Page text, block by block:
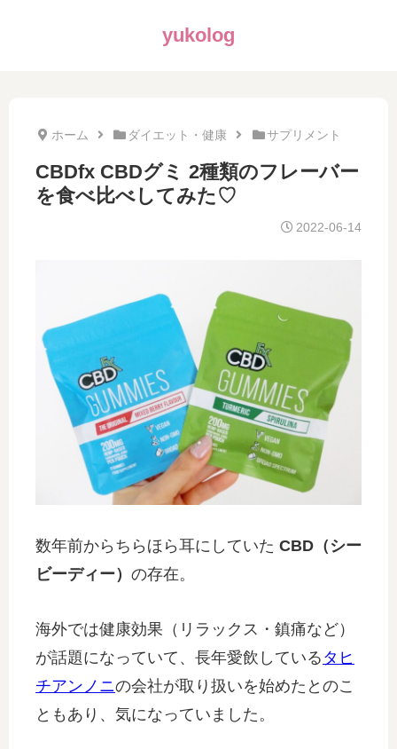
yukolog
ホーム ダイエット・健康 サプリメント
CBDfx CBDグミ 2種類のフレーバー
を食べ比べしてみた♡
2022-06-14
数年前からちらほら耳にしていた CBD（シー
ビーディー） の存在。
海外では健康効果（リラックス・鎮痛など）
が話題になっていて、長年愛飲している タヒ
チアンノニの会社が取り扱いを始めたとのこ
ともあり、気になっていました。